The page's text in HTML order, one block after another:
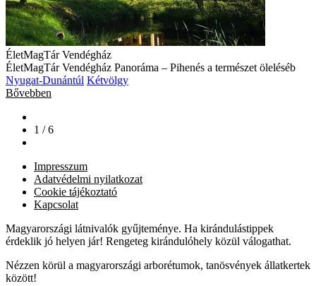
ÉletMagTár Vendégház
ÉletMagTár Vendégház Panoráma – Pihenés a természet öleléséb
Nyugat-Dunántúl Kétvölgy
Bővebben
1 / 6
Impresszum
Adatvédelmi nyilatkozat
Cookie tájékoztató
Kapcsolat
Magyarországi látnivalók gyűjteménye. Ha kirándulástippek
érdeklik jó helyen jár! Rengeteg kirándulóhely közül válogathat.
Nézzen körül a magyarországi arborétumok, tanösvények állatkertek
között!